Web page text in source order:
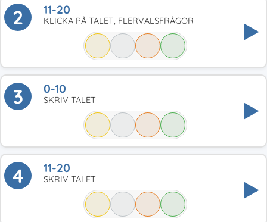
2 11-20
KLICKA PÅ TALET, FLERVALSFRÅGOR
3 0-10
SKRIV TALET
4 11-20
SKRIV TALET